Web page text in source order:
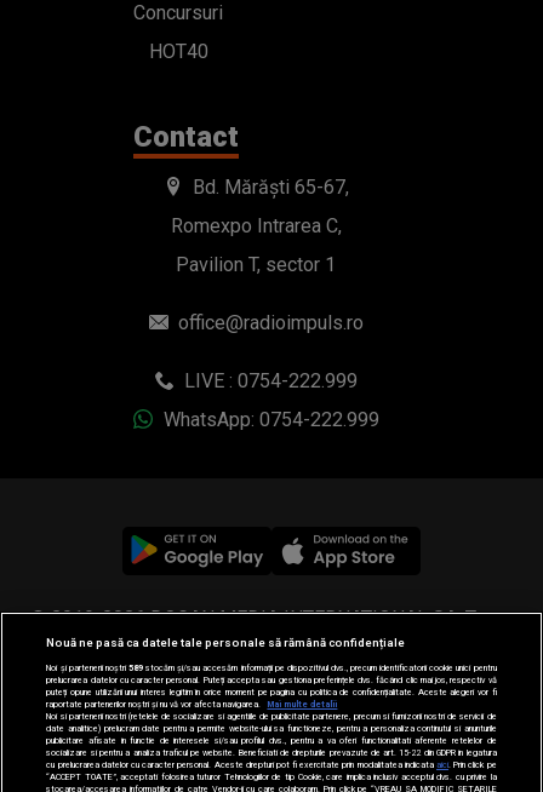
Concursuri
HOT40
Contact
Bd. Mărăști 65-67,
Romexpo Intrarea C,
Pavilion T, sector 1
office@radioimpuls.ro
LIVE : 0754-222.999
WhatsApp: 0754-222.999
© 2019-2026 DOGAN MEDIA INTERNATIONAL SA, Toate
drepturile rezervate.
Nouă ne pasă ca datele tale personale să rămână confidențiale
Noi și partenerii noștri589stocăm și/sau accesăm informații pe dispozitivul dvs., precum identificatorii cookie unici pentru
prelucrarea datelor cu caracter personal. Puteți accepta sau gestiona preferințele dvs. făcând clic mai jos, respectiv vă
puteți opune utilizării unui interes legitim în orice moment pe pagina cu politica de confidențialitate. Aceste alegeri vor fi
raportate partenerilor noștri și nu vă vor afecta navigarea.
Mai multe detalii
Noi si partenerii nostri (retelele de socializare si agentiile de publicitate partenere, precum si furnizorii nostri de servicii de
date analitice) prelucram date pentru a permite website-ului sa functioneze, pentru a personaliza continutul si anunturile
publicitare afisate in functie de interesele si/sau profilul dvs., pentru a va oferi functionalitati aferente retelelor de
socializare si pentru a analiza traficul pe website. Beneficiati de drepturile prevazute de art. 15-22 din GDPR in legatura
cu prelucrarea datelor cu caracter personal. Aceste drepturi pot fi exercitate prin modalitatea indicataaici . Prin click pe
“ACCEPT TOATE”, acceptati folosirea tuturor Tehnologiilor de tip Cookie, care implica inclusiv acceptul dvs. cu privire la
stocarea/accesarea informatiilor de catre Vendor-ii cu care colaboram. Prin click pe “VREAU SA MODIFIC SETARILE